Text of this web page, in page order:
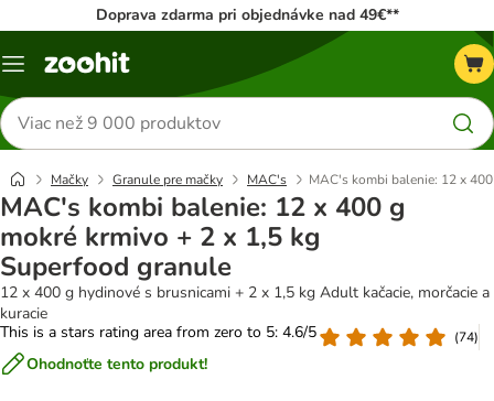
Doprava zdarma pri objednávke nad 49€**
Kategórie
Hľadať
produkty
Mačky Granule pre mačky MAC's MAC's kombi balenie: 12 x
MAC's kombi balenie: 12 x 400 g
mokré krmivo + 2 x 1,5 kg
Superfood granule
12 x 400 g hydinové s brusnicami + 2 x 1,5 kg Adult kačacie, morčacie a
kuracie
This is a stars rating area from zero to 5: 4.6/5
(74)
Ohodnoťte tento produkt!